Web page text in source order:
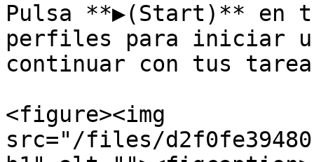
Pulsa **▶(Start)** en
perfiles para iniciar
continuar con tus
<figure><img
src="/files/